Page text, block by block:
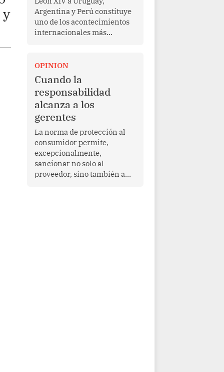
Argentina y Perú constituye
uno de los acontecimientos
internacionales más
Más allá de su dimensión
religiosa, esta gira
representa una oportunidad
para reafirmar el valor del
diálogo, fortalecer los
vínculos entre los pueblos y
proyectar una imagen de
cooperación en una región
que enfrenta desafíos en
materia de desarrollo,
cohesión social y
gobernabilidad.
OPINION
Cuando la
responsabilidad
alcanza a los
gerentes
La norma de protección al
consumidor permite,
excepcionalmente,
sancionar no solo al
proveedor, sino también a